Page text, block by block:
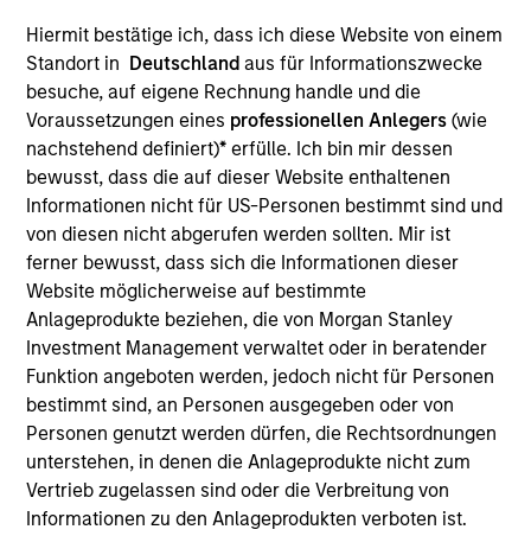
Hiermit bestätige ich, dass ich diese Website von einem
Standort in Deutschland aus für Informationszwecke
besuche, auf eigene Rechnung handle und die
Voraussetzungen eines professionellen Anlegers(wie
nachstehend definiert)* erfülle. Ich bin mir dessen
bewusst, dass die auf dieser Website enthaltenen
Informationen nicht für US-Personen bestimmt sind und
von diesen nicht abgerufen werden sollten. Mir ist
ferner bewusst, dass sich die Informationen dieser
Website möglicherweise auf bestimmte
Anlageprodukte beziehen, die von Morgan Stanley
Investment Management verwaltet oder in beratender
Funktion angeboten werden, jedoch nicht für Personen
bestimmt sind, an Personen ausgegeben oder von
Personen genutzt werden dürfen, die Rechtsordnungen
unterstehen, in denen die Anlageprodukte nicht zum
Vertrieb zugelassen sind oder die Verbreitung von
Informationen zu den Anlageprodukten verboten ist.
Auflegung
70+
Investmentexperten
Übersicht
We specialize in delivering a broad range of hedge fund
portfolio solutions to a global client base. Our strategies
include custom hedge fund portfolios; broadly-diversified,
opportunistic and strategy-specific funds; and advisory